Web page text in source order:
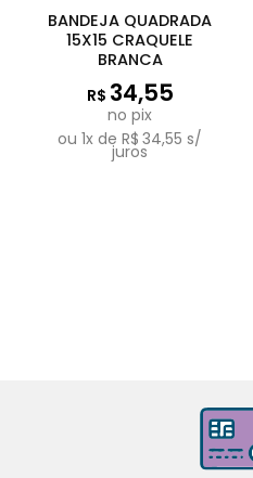
BANDEJA QUADRADA
15X15 CRAQUELE
BRANCA
R$ 34,55
no pix
ou 1x de R$ 34,55 s/
juros